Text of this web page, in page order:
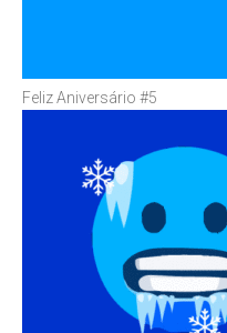
Feliz Aniversário #5